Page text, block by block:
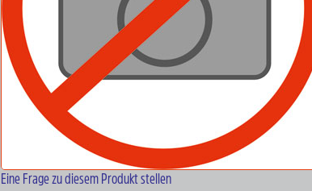
Eine Frage zu diesem Produkt stellen